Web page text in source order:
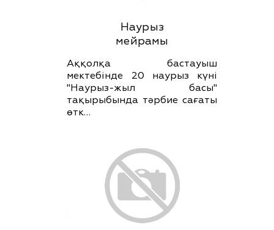
Наурыз
мейрамы
Аққолқа бастауыш
мектебінде 20 наурыз күні
"Наурыз-жыл басы"
тақырыбында тәрбие сағаты
өтк…